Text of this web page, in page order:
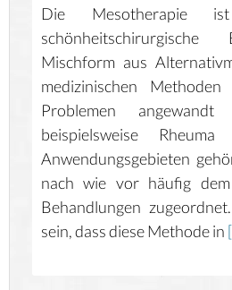
Die Mesotherapie
schönheitschirurgische
Mischform aus
medizinischen
Problemen
beispielsweise
Anwendungsgebieten
nach wie vor häufig
Behandlungen
sein, dass diese Methode in